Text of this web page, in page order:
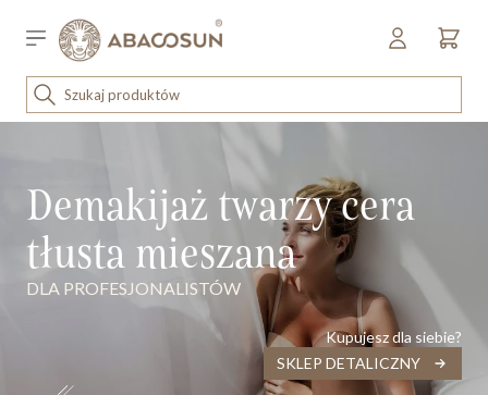
Sklep detaliczny
OUTLET
SPRZĘT I WYPOSAŻENIE
DLA PROFESJONALISTÓW
Demakijaż twarzy cera
tłusta mieszana
Kupujesz dla siebie?
SKLEP DETALICZNY
malejąco